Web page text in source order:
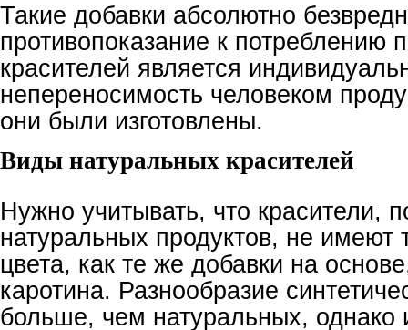
Такие добавки абсолютно
противопоказание к потреблению
красителей является
непереносимость человеком
они были изготовлены.
Виды натуральных красителей
Нужно учитывать, что красители,
натуральных продуктов, не имеют
цвета, как те же добавки на
каротина. Разнообразие
больше, чем натуральных, однако